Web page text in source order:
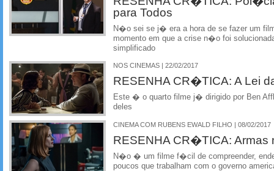
para Todos
N�o sei se j� era a hora de se fazer um
momento em que a crise n�o foi
simplificado
NOS CINEMAS | 22/02/2017
RESENHA CR�TICA: A Lei
Este � o quarto filme j� dirigido por Ben
deles
CINEMA COM RUBENS EWALD FILHO | 08/02/2017
RESENHA CR�TICA: Armas
N�o � um filme f�cil de compreender,
poucos que trabalham com o governo